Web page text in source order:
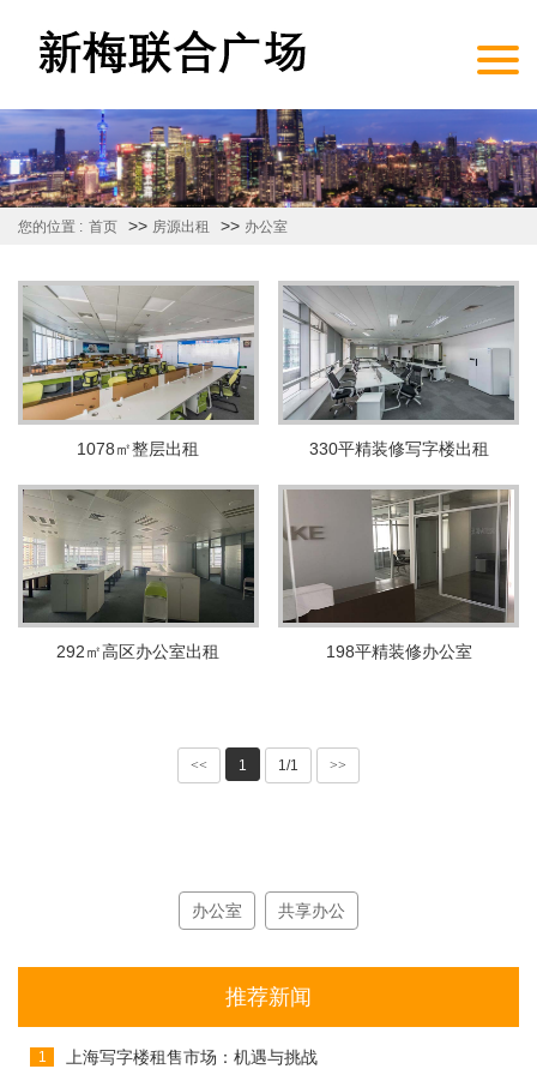
您的位置 : 首页 >> 房源出租 >> 办公室
办公室 共享办公
推荐新闻
1 上海写字楼租售市场：机遇与挑战
1078㎡整层出租 330平精装修写字楼出租
292㎡高区办公室出租 198平精装修办公室
<< 1 1/1 >>